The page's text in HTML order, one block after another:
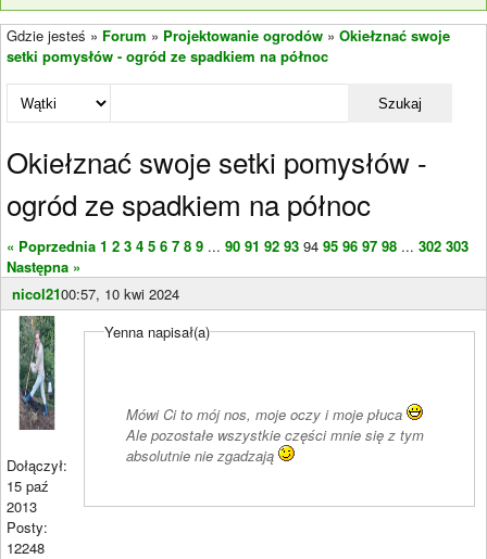
Gdzie jesteś » Forum » Projektowanie ogrodów » Okiełznać swoje
setki pomysłów - ogród ze spadkiem na północ
Szukaj
Okiełznać swoje setki pomysłów -
ogród ze spadkiem na północ
« Poprzednia 1 2 3 4 5 6 7 8 9 ... 90 91 92 93 94 95 96 97 98 ... 302 303
Następna »
nicol2100:57, 10 kwi 2024
Dołączył:
15 paź
2013
Posty:
12248
Yenna napisał(a)
Mówi Ci to mój nos, moje oczy i moje płuca
Ale pozostałe wszystkie części mnie się z tym
absolutnie nie zgadzają